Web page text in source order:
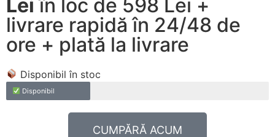
Lei în loc de 598 Lei +
livrare rapidă în 24/48 de
ore + plată la livrare
Disponibil în stoc
Disponibil
CUMPĂRĂ ACUM